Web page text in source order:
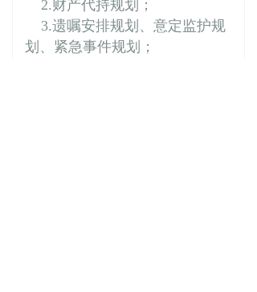
2.财产代持规划；
3.遗嘱安排规划、意定监护规
划、紧急事件规划；